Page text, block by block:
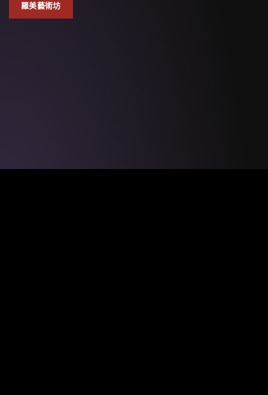
羅美藝術坊